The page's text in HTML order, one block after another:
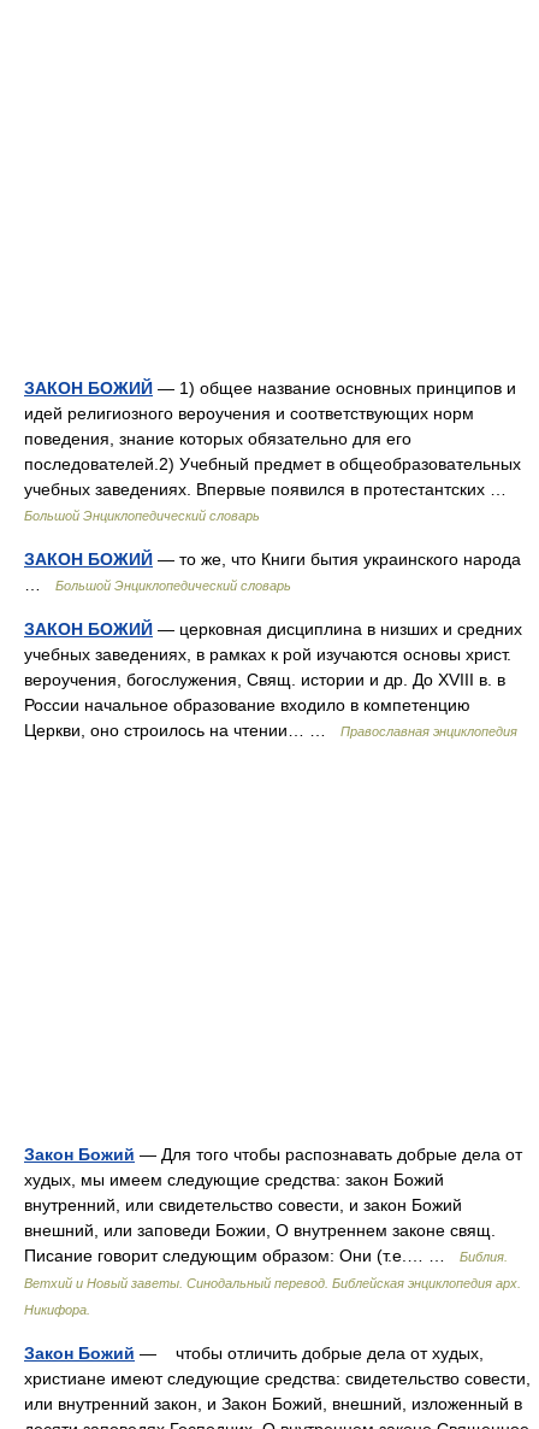
ЗАКОН БОЖИЙ — 1) общее название основных принципов и
идей религиозного вероучения и соответствующих норм
поведения, знание которых обязательно для его
последователей.2) Учебный предмет в общеобразовательных
учебных заведениях. Впервые появился в протестантских …
Большой Энциклопедический словарь
ЗАКОН БОЖИЙ — то же, что Книги бытия украинского народа
Большой Энциклопедический словарь
ЗАКОН БОЖИЙ — церковная дисциплина в низших и средних
учебных заведениях, в рамках к рой изучаются основы христ.
вероучения, богослужения, Свящ. истории и др. До XVIII в. в
России начальное образование входило в компетенцию
Церкви, оно строилось на чтении… …
Православная энциклопедия
Закон Божий — Для того чтобы распознавать добрые дела от
худых, мы имеем следующие средства: закон Божий
внутренний, или свидетельство совести, и закон Божий
внешний, или заповеди Божии, О внутреннем законе свящ.
Писание говорит следующим образом: Они (т.е.… …
Библия.
Ветхий и Новый заветы. Синодальный перевод. Библейская энциклопедия арх.
Никифора.
Закон Божий — чтобы отличить добрые дела от худых,
христиане имеют следующие средства: свидетельство совести,
или внутренний закон, и Закон Божий, внешний, изложенный в